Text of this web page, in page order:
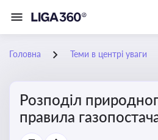
Головна Теми в центрі уваги
Розподіл
правила